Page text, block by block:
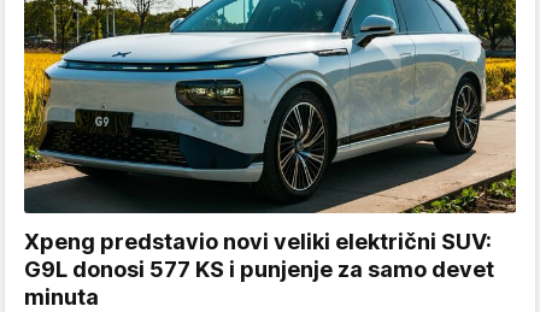
Xpeng predstavio novi veliki električni SUV:
G9L donosi 577 KS i punjenje za samo devet
minuta